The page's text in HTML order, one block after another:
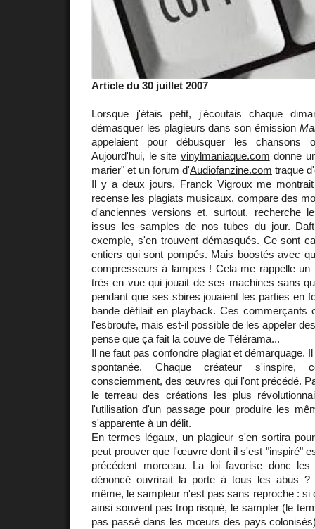
Article du 30 juillet 2007
Lorsque j'étais petit, j'écoutais chaque
démasquer les plagieurs dans son émission
appelaient pour débusquer les chansons
Aujourd'hui, le site vinylmaniaque.com donne
marier" et un forum d'Audiofanzine.com traque
Il y a deux jours, Franck Vigroux me
recense les plagiats musicaux, compare des
d'anciennes versions et, surtout, recherche
issus les samples de nos tubes du jour.
exemple, s'en trouvent démasqués. Ce sont
entiers qui sont pompés. Mais boostés avec
compresseurs à lampes ! Cela me rappelle un
très en vue qui jouait de ses machines sans
pendant que ses sbires jouaient les parties en
bande défilait en playback. Ces commerçants
l'esbroufe, mais est-il possible de les appeler
pense que ça fait la couve de Télérama...
Il ne faut pas confondre plagiat et démarquage.
spontanée. Chaque créateur s'inspire,
consciemment, des œuvres qui l'ont précédé.
le terreau des créations les plus
l'utilisation d'un passage pour produire les
s'apparente à un délit.
En termes légaux, un plagieur s'en sortira
peut prouver que l'œuvre dont il s'est "inspiré"
précédent morceau. La loi favorise donc
dénoncé ouvrirait la porte à tous les abus ?
même, le sampleur n'est pas sans reproche : si
ainsi souvent pas trop risqué, le sampler (le
pas passé dans les mœurs des pays